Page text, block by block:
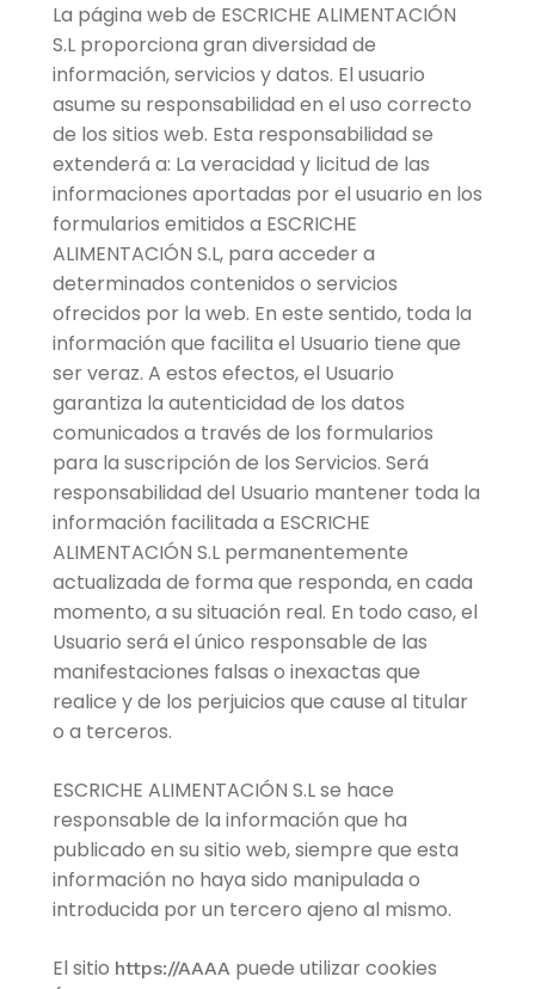
La página web de ESCRICHE ALIMENTACIÓN
S.L proporciona gran diversidad de
información, servicios y datos. El usuario
asume su responsabilidad en el uso correcto
de los sitios web. Esta responsabilidad se
extenderá a: La veracidad y licitud de las
informaciones aportadas por el usuario en los
formularios emitidos a ESCRICHE
ALIMENTACIÓN S.L, para acceder a
determinados contenidos o servicios
ofrecidos por la web. En este sentido, toda la
información que facilita el Usuario tiene que
ser veraz. A estos efectos, el Usuario
garantiza la autenticidad de los datos
comunicados a través de los formularios
para la suscripción de los Servicios. Será
responsabilidad del Usuario mantener toda la
información facilitada a ESCRICHE
ALIMENTACIÓN S.L permanentemente
actualizada de forma que responda, en cada
momento, a su situación real. En todo caso, el
Usuario será el único responsable de las
manifestaciones falsas o inexactas que
realice y de los perjuicios que cause al titular
o a terceros.
ESCRICHE ALIMENTACIÓN S.L se hace
responsable de la información que ha
publicado en su sitio web, siempre que esta
información no haya sido manipulada o
introducida por un tercero ajeno al mismo.
El sitio https://AAAA puede utilizar cookies